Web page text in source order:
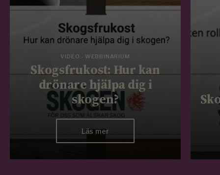
VIDEO - WEBBINARIUM
Skogsfrukost: Hur kan
drönare hjälpa dig i
skogen?
Läs mer